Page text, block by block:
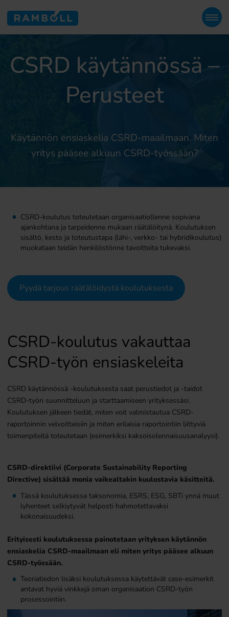
CSRD käytännössä –
Perusteet
Käytännön ensiaskelia CSRD-maailmaan. Miten
yritys pääsee alkuun CSRD-työssään?
CSRD-koulutus toteutetaan organisaatiollenne sopivana
ajankohtana ja tarpeidenne mukaan räätälöitynä. Koulutuksen
sisältö, kesto ja toteutustapa (lähi-, verkko- tai hybridikoulutus)
muokataan teidän henkilöstönne tavoitteita tukevaksi.
Pyydä tarjous räätälöidystä koulutuksesta
CSRD-koulutus vakauttaa
CSRD-työn ensiaskeleita
CSRD käytännössä -koulutuksesta saat perustiedot ja -taidot
CSRD-työn suunnitteluun ja starttaamiseen yrityksessäsi.
Koulutuksen jälkeen tiedät, miten voit valmistautua CSRD-
raportoinnin velvoitteisiin ja miten erilaisia raportointiin liittyviä
toimenpiteitä toteutetaan (esimerkiksi kaksoisolennaisuusanalyysi).
CSRD-direktiivi (Corporate Sustainability Reporting
Directive) sisältää monia vaikealtakin kuulostavia käsitteitä.
Tässä koulutuksessa taksonomia, ESRS, ESG, SBTi ynnä muut
lyhenteet selkiytyvät helposti hahmotettavaksi
kokonaisuudeksi.
Erityisesti koulutuksessa painotetaan yrityksen käytännön
ensiaskelia CSRD-maailmaan eli miten yritys pääsee alkuun
CSRD-työssään.
Teoriatiedon lisäksi koulutuksessa käytettävät case-esimerkit
antavat hyviä vinkkejä oman organisaation CSRD-työn
prosessointiin.